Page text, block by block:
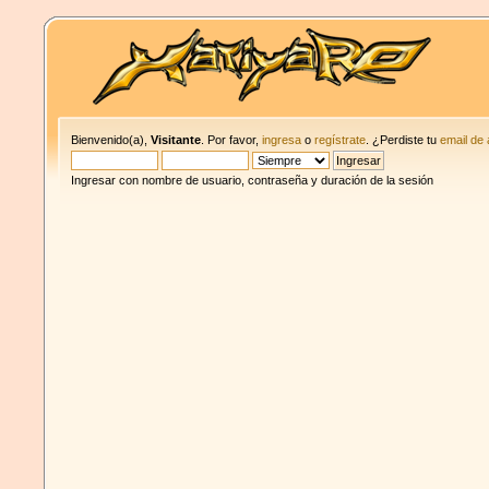
Bienvenido(a),Visitante . Por favor,ingresa oregístrate . ¿Perdiste tuemail de
Ingresar con nombre de usuario, contraseña y duración de la sesión